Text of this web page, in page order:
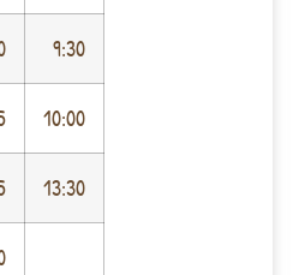
9:30
10:00
13:30